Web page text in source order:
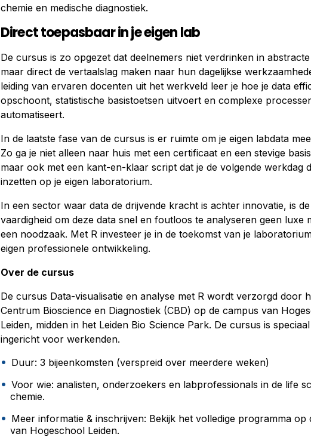
chemie en medische diagnostiek.
Direct toepasbaar in je eigen lab
De cursus is zo opgezet dat deelnemers niet verdrinken in
maar direct de vertaalslag maken naar hun dagelijkse
leiding van ervaren docenten uit het werkveld leer je hoe je data
opschoont, statistische basistoetsen uitvoert en complexe
automatiseert.
In de laatste fase van de cursus is er ruimte om je eigen labdata
Zo ga je niet alleen naar huis met een certificaat en een stevige
maar ook met een kant-en-klaar script dat je de volgende werkdag
inzetten op je eigen laboratorium.
In een sector waar data de drijvende kracht is achter innovatie, is de
vaardigheid om deze data snel en foutloos te analyseren geen luxe
een noodzaak. Met R investeer je in de toekomst van je
eigen professionele ontwikkeling.
Over de cursus
De cursus Data-visualisatie en analyse met R wordt verzorgd door
Centrum Bioscience en Diagnostiek (CBD) op de campus van
Leiden, midden in het Leiden Bio Science Park. De cursus is
ingericht voor werkenden.
Duur: 3 bijeenkomsten (verspreid over meerdere weken)
Voor wie: analisten, onderzoekers en labprofessionals in de life
chemie.
Meer informatie & inschrijven: Bekijk het volledige programma op
van Hogeschool Leiden.